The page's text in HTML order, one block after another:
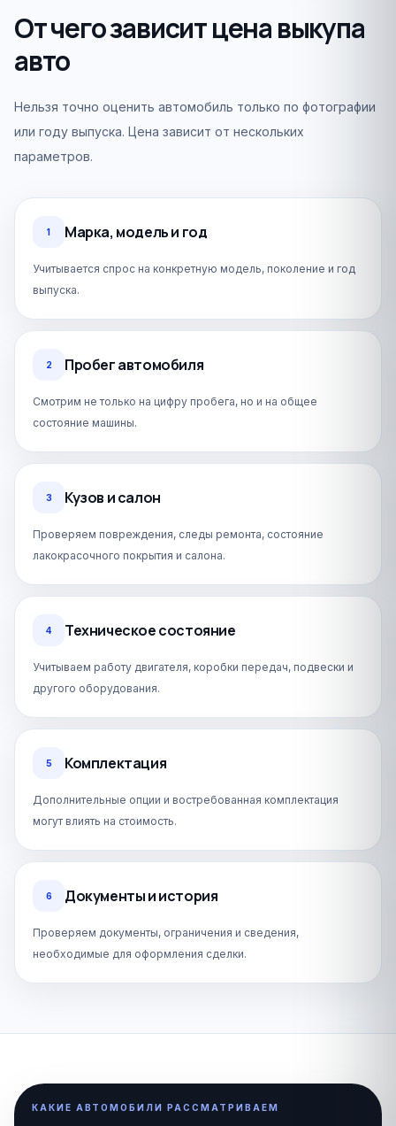
От чего зависит цена выкупа
авто
Нельзя точно оценить автомобиль только по фотографии
или году выпуска. Цена зависит от нескольких
параметров.
1 Марка, модель и год
Учитывается спрос на конкретную модель, поколение и год
выпуска.
2 Пробег автомобиля
Смотрим не только на цифру пробега, но и на общее
состояние машины.
3 Кузов и салон
Проверяем повреждения, следы ремонта, состояние
лакокрасочного покрытия и салона.
4 Техническое состояние
Учитываем работу двигателя, коробки передач, подвески и
другого оборудования.
5 Комплектация
Дополнительные опции и востребованная комплектация
могут влиять на стоимость.
6 Документы и история
Проверяем документы, ограничения и сведения,
необходимые для оформления сделки.
КАКИЕ АВТОМОБИЛИ РАССМАТРИВАЕМ